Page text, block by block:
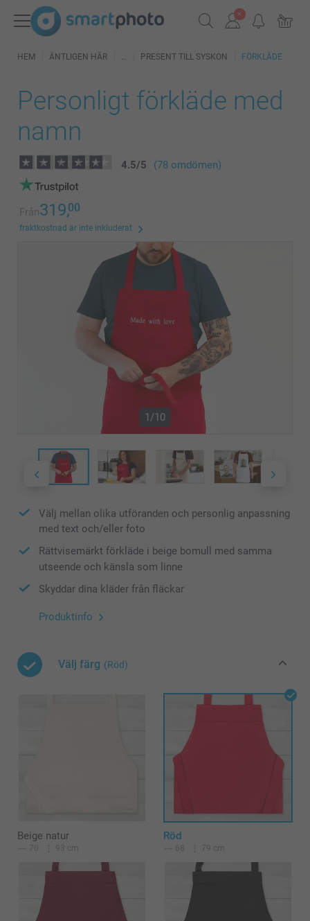
HEM ÄNTLIGEN HÄR PRESENT TILL SYSKON FÖRKLÄDE
Personligt förkläde med
namn
4.5/5 (78 omdömen)
Från319,00
fraktkostnad är inte inkluderat
1/10
Välj mellan olika utföranden och personlig anpassning
med text och/eller foto
Rättvisemärkt förkläde i beige bomull med samma
utseende och känsla som linne
Skyddar dina kläder från fläckar
Produktinfo
Välj färg (Röd)
Beige natur
70 93 cm
Röd
68 79 cm